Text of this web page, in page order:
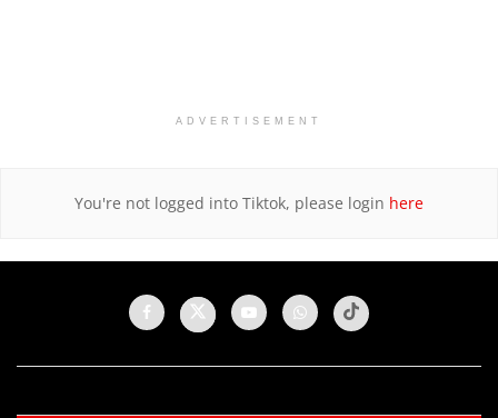
ADVERTISEMENT
You're not logged into Tiktok, please login here